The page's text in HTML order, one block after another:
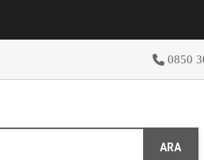
0850
ARA